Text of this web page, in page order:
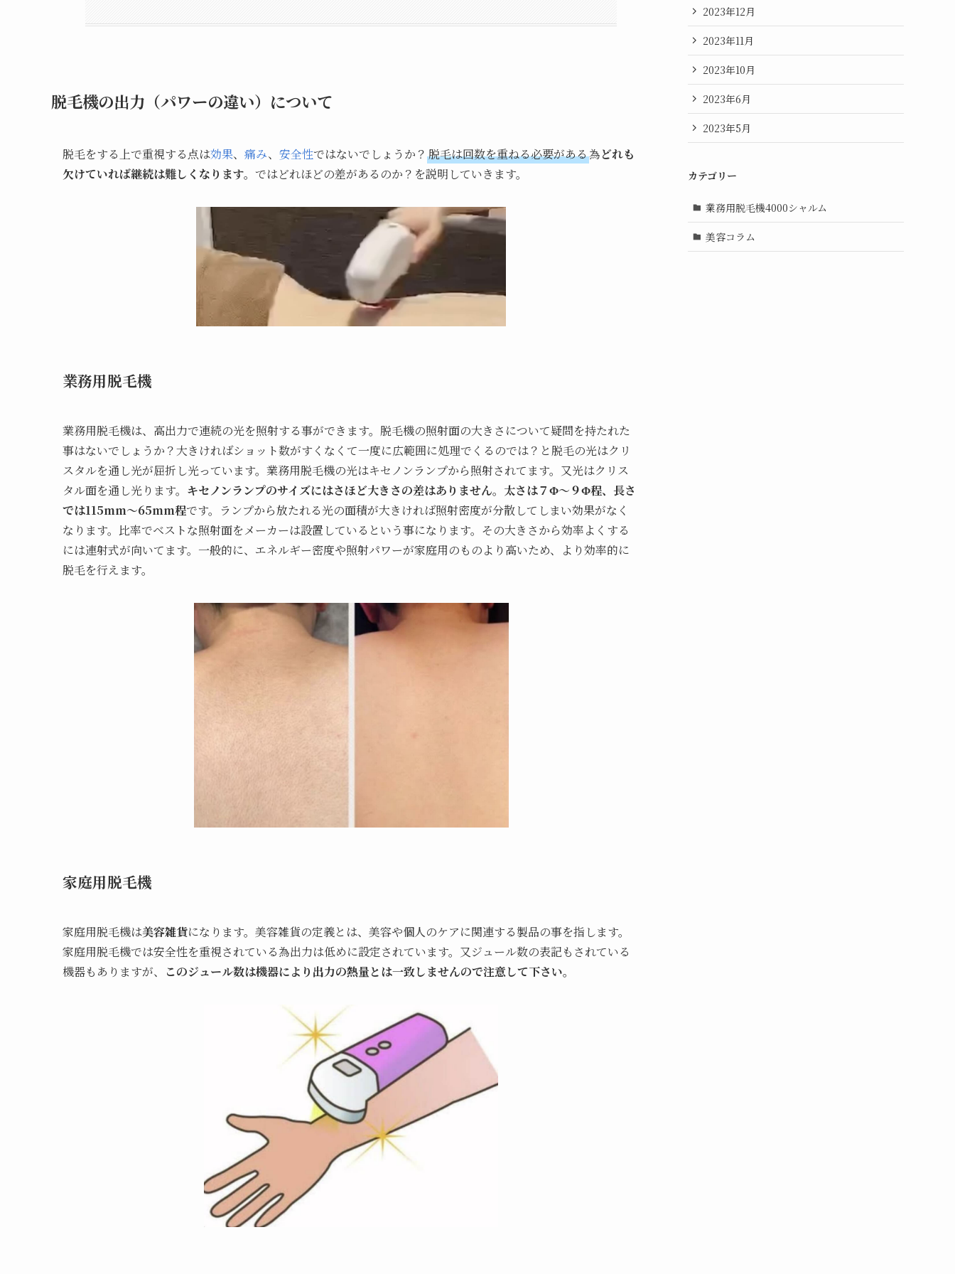
脱毛機の出力（パワーの違い）について
脱毛をする上で重視する点は効果、 痛み、 安全性ではないでしょうか？ 脱毛は回数を重ねる必要がある為どれも
欠けていれば継続は難しくなります。 ではどれほどの差があるのか？を説明していきます。
業務用脱毛機
業務用脱毛機は、高出力で連続の光を照射する事ができます。脱毛機の照射面の大きさについて疑問を持たれた
事はないでしょうか？大きければショット数がすくなくて一度に広範囲に処理でくるのでは？と脱毛の光はクリ
スタルを通し光が屈折し光っています。業務用脱毛機の光はキセノンランプから照射されてます。又光はクリス
タル面を通し光ります。 キセノンランプのサイズにはさほど大きさの差はありません。 太さは７Φ〜９Φ程、長さ
では115mm〜65mm程です。ランプから放たれる光の面積が大きければ照射密度が分散してしまい効果がなく
なります。比率でベストな照射面をメーカーは設置しているという事になります。その大きさから効率よくする
には連射式が向いてます。一般的に、エネルギー密度や照射パワーが家庭用のものより高いため、より効率的に
脱毛を行えます。
家庭用脱毛機
家庭用脱毛機は美容雑貨になります。美容雑貨の定義とは、美容や個人のケアに関連する製品の事を指します。
家庭用脱毛機では安全性を重視されている為出力は低めに設定されています。又ジュール数の表記もされている
機器もありますが、
このジュール数は機器により出力の熱量とは一致しませんので注意して下さい。
2023年12月
2023年11月
2023年10月
2023年6月
2023年5月
カテゴリー
業務用脱毛機4000シャルム
美容コラム